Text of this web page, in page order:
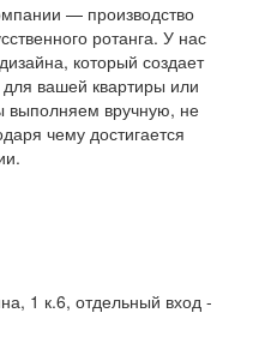
— производство
ротанга. У нас
который создает
вашей квартиры или
выполняем вручную, не
чему достигается
1 к.6, отдельный вход -